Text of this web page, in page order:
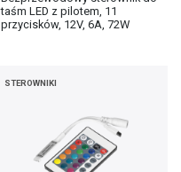
taśm LED z pilotem, 11
przycisków, 12V, 6A, 72W
STEROWNIKI